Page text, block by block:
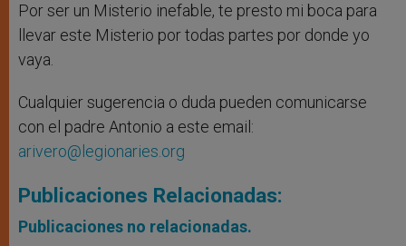
Por ser un Misterio inefable, te presto mi boca para
llevar este Misterio por todas partes por donde yo
vaya.
Cualquier sugerencia o duda pueden comunicarse
con el padre Antonio a este email:
arivero@legionaries.org
Publicaciones Relacionadas:
Publicaciones no relacionadas.